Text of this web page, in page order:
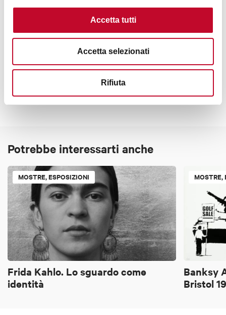
Accetta tutti
Accetta selezionati
Rifiuta
Ingresso libero
Potrebbe interessarti anche
MOSTRE, ESPOSIZIONI
Frida Kahlo. Lo sguardo come
identità
MOSTRE,
Banksy
Bristol